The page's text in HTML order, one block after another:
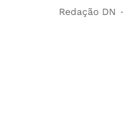
Redação DN